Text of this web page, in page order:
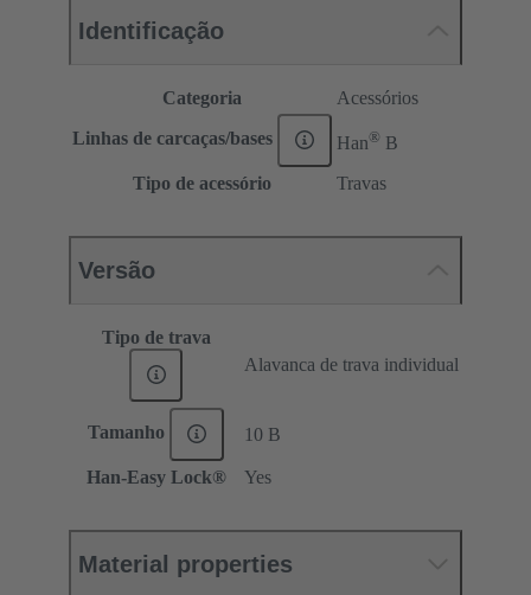
Identificação
Categoria Acessórios
Linhas de carcaças/bases Han® B
Tipo de acessório
Travas
Versão
Tipo de trava
Alavanca de trava individual
Tamanho 10 B
Han-Easy Lock® Yes
Material properties